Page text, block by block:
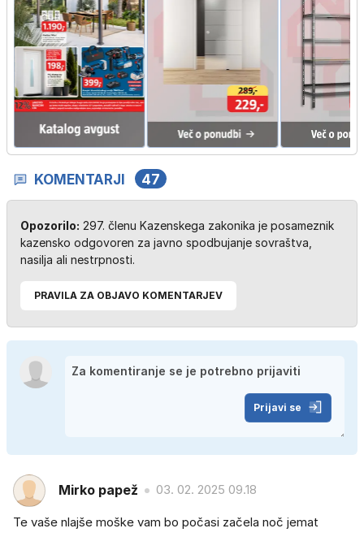
KOMENTARJI 47
Opozorilo: 297. členu Kazenskega zakonika je posameznik
kazensko odgovoren za javno spodbujanje sovraštva,
nasilja ali nestrpnosti.
PRAVILA ZA OBJAVO KOMENTARJEV
Prijavi se
Mirko papež 03. 02. 2025 09.18
Te vaše nlajše moške vam bo počasi začela noč jemat